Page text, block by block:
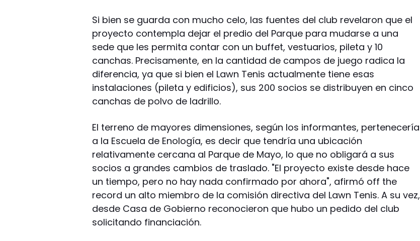
Si bien se guarda con mucho celo, las fuentes del club revelaron que el
proyecto contempla dejar el predio del Parque para mudarse a una
sede que les permita contar con un buffet, vestuarios, pileta y 10
canchas. Precisamente, en la cantidad de campos de juego radica la
diferencia, ya que si bien el Lawn Tenis actualmente tiene esas
instalaciones (pileta y edificios), sus 200 socios se distribuyen en cinco
canchas de polvo de ladrillo.
El terreno de mayores dimensiones, según los informantes, pertenecería
a la Escuela de Enología, es decir que tendría una ubicación
relativamente cercana al Parque de Mayo, lo que no obligará a sus
socios a grandes cambios de traslado. "El proyecto existe desde hace
un tiempo, pero no hay nada confirmado por ahora", afirmó off the
record un alto miembro de la comisión directiva del Lawn Tenis. A su vez,
desde Casa de Gobierno reconocieron que hubo un pedido del club
solicitando financiación.